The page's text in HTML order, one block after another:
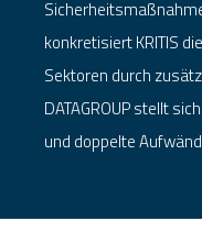
konkretisiert KRITIS
Sektoren durch
DATAGROUP stellt
und doppelte